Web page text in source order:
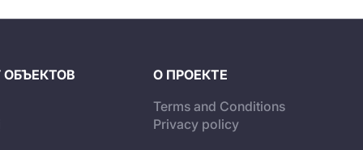
ОБЪЕКТОВ
О ПРОЕКТЕ
Terms and Conditions
Privacy policy